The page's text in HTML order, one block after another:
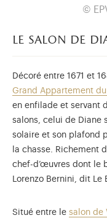
©
le salon de
Décoré entre 1671 et
Grand Appartement du
en enfilade et servant
salons, celui de Diane
solaire et son plafond
la chasse. Richement
chef-d’œuvres dont le
Lorenzo Bernini, dit Le
Situé entre le salon de